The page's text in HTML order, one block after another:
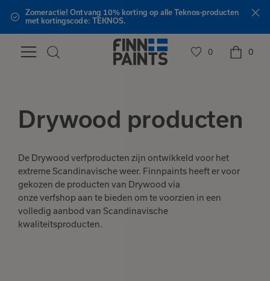
Zomeractie! Ontvang 10% korting op alle Teknos-producten
met kortingscode: TEKNOS.
0 0
Drywood producten
De Drywood verfproducten zijn ontwikkeld voor het
extreme Scandinavische weer. Finnpaints heeft er voor
gekozen de producten van Drywood via
onze verfshop aan te bieden om te voorzien in een
volledig aanbod van Scandinavische
kwaliteitsproducten.